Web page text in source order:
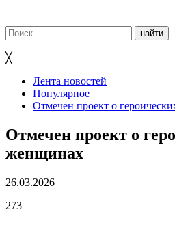
╳
Лента новостей
Популярное
Отмечен проект о
Отмечен проект о
женщинах
26.03.2026
273